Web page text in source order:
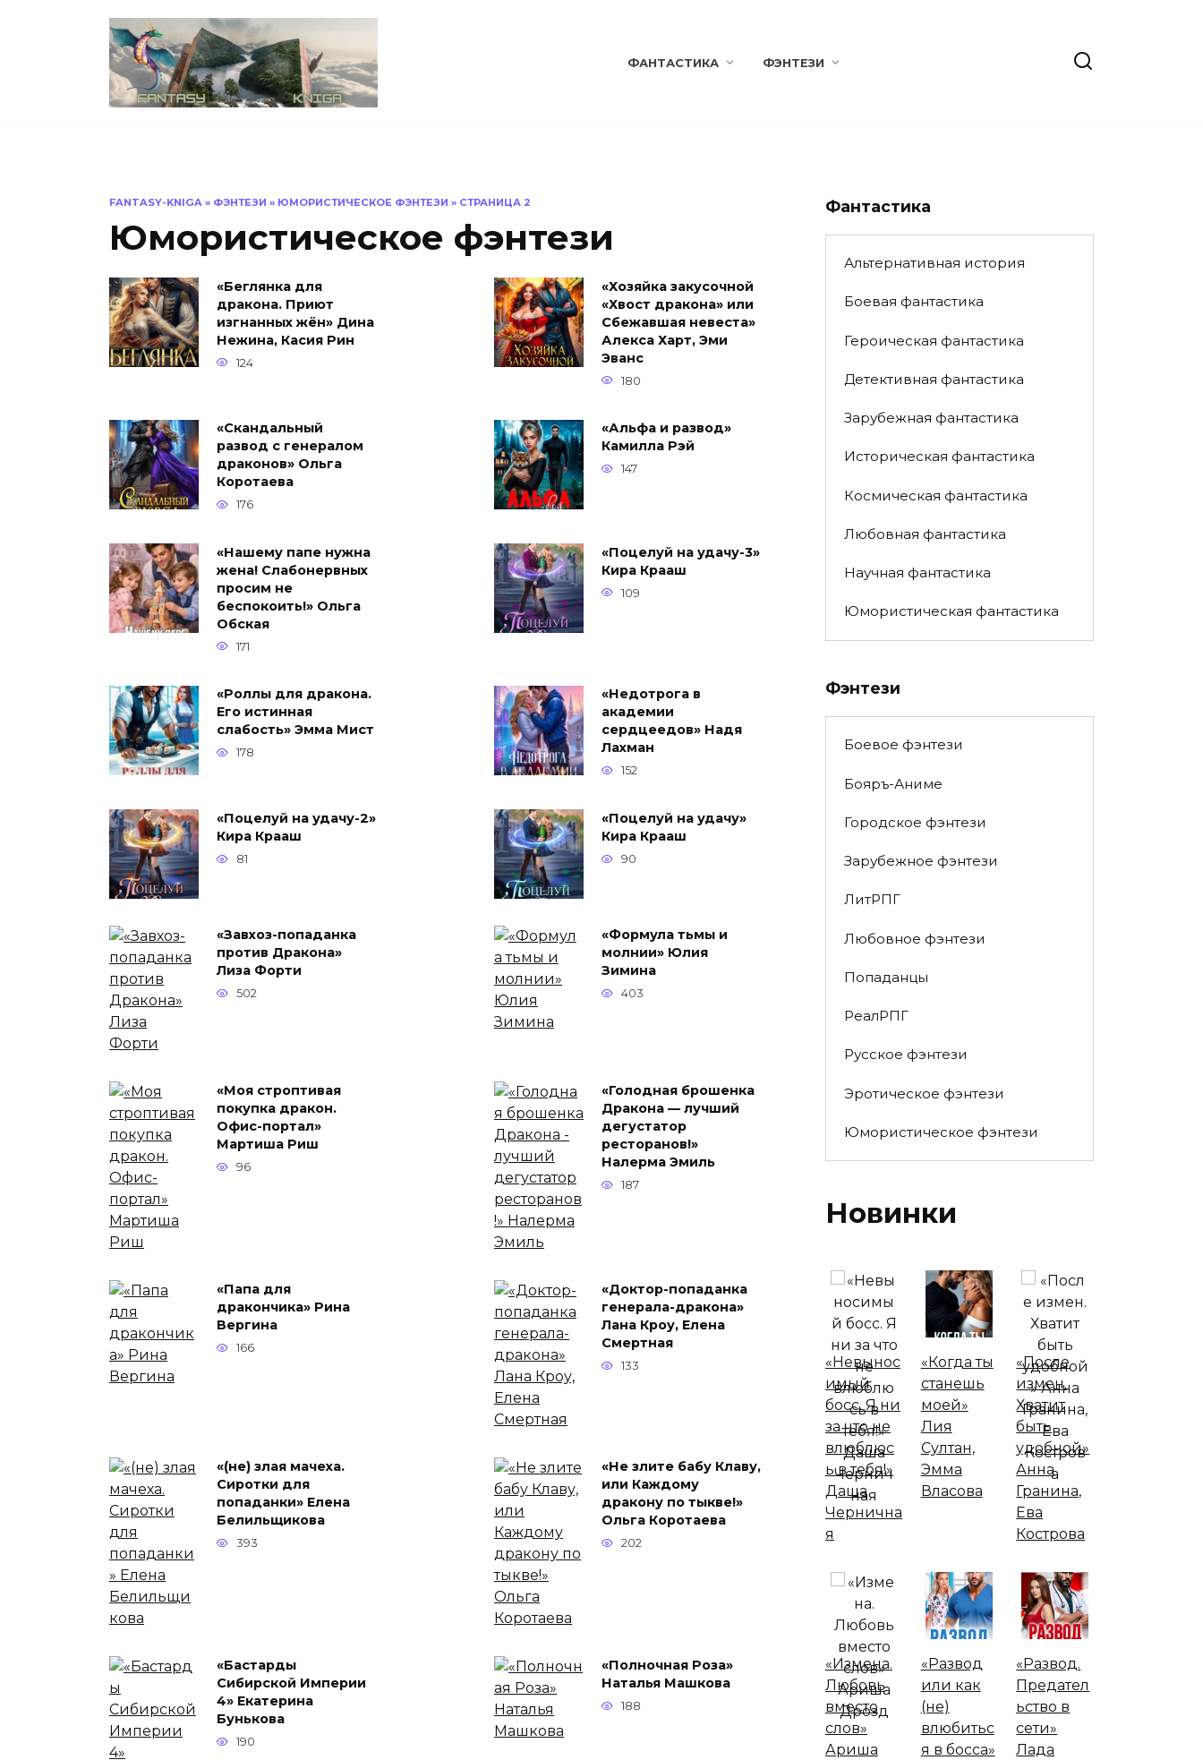
ФАНТАСТИКА ФЭНТЕЗИ
FANTASY-KNIGA » ФЭНТЕЗИ » ЮМОРИСТИЧЕСКОЕ ФЭНТЕЗИ » СТРАНИЦА 2
Юмористическое фэнтези
«Беглянка для
дракона. Приют
изгнанных жён» Дина
Нежина, Касия Рин
124
«Хозяйка закусочной
«Хвост дракона» или
Сбежавшая невеста»
Алекса Харт, Эми
Эванс
180
«Скандальный
развод с генералом
драконов» Ольга
Коротаева
176
«Альфа и развод»
Камилла Рэй
147
«Нашему папе нужна
жена! Слабонервных
просим не
беспокоить!» Ольга
Обская
171
«Поцелуй на удачу-3»
Кира Крааш
109
«Роллы для дракона.
Его истинная
слабость» Эмма Мист
178
«Недотрога в
академии
сердцеедов» Надя
Лахман
152
«Поцелуй на удачу-2»
Кира Крааш
81
«Поцелуй на удачу»
Кира Крааш
90
«Завхоз-попаданка
против Дракона»
Лиза Форти
502
«Формула тьмы и
молнии» Юлия
Зимина
403
«Моя строптивая
покупка дракон.
Офис-портал»
Мартиша Риш
96
«Голодная брошенка
Дракона — лучший
дегустатор
ресторанов!»
Налерма Эмиль
187
«Папа для
дракончика» Рина
Вергина
166
«Доктор-попаданка
генерала-дракона»
Лана Кроу, Елена
Смертная
133
«(не) злая мачеха.
Сиротки для
попаданки» Елена
Белильщикова
393
«Не злите бабу Клаву,
или Каждому
дракону по тыкве!»
Ольга Коротаева
202
«Бастарды
Сибирской Империи
4» Екатерина
Бунькова
190
«Полночная Роза»
Наталья Машкова
188
Фантастика
Альтернативная история
Боевая фантастика
Героическая фантастика
Детективная фантастика
Зарубежная фантастика
Историческая фантастика
Космическая фантастика
Любовная фантастика
Научная фантастика
Юмористическая фантастика
Фэнтези
Боевое фэнтези
Бояръ-Аниме
Городское фэнтези
Зарубежное фэнтези
ЛитРПГ
Любовное фэнтези
Попаданцы
РеалРПГ
Русское фэнтези
Эротическое фэнтези
Юмористическое фэнтези
Новинки
«Невынос
имый
босс. Я ни
за что не
влюблюс
ь в тебя!»
Даша
Чернична
я
«Когда ты
станешь
моей»
Лия
Султан,
Эмма
Власова
«После
измен.
Хватит
быть
удобной»
Анна
Гранина,
Ева
Кострова
«Измена.
Любовь
вместо
слов»
Ариша
«Развод
или как
(не)
влюбитьс
я в босса»
«Развод.
Предател
ьство в
сети»
Лада